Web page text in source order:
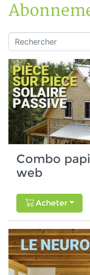
Accueil
Boutique
Rechercher
Combo
web
Acheter